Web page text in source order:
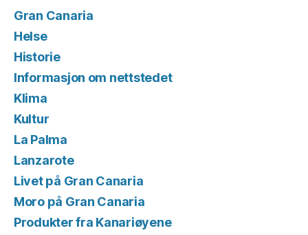
Gran Canaria
Helse
Historie
Informasjon om nettstedet
Klima
Kultur
La Palma
Lanzarote
Livet på Gran Canaria
Moro på Gran Canaria
Produkter fra Kanariøyene